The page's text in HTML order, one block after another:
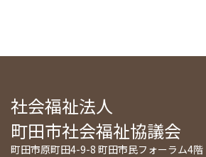
社会福祉法人
町田市社会福祉協議会
町田市原町田4-9-8 町田市民フォーラム4階